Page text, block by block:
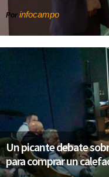
Por infocampo
Un picante debate
para comprar un